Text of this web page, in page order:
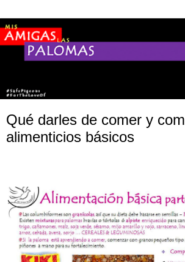
Qué darles de comer y
alimenticios básicos